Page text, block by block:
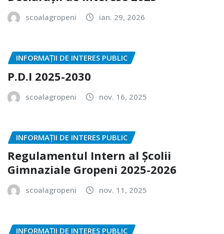
scoalagropeni ian. 29, 2026
INFORMAȚII DE INTERES PUBLIC
P.D.I 2025-2030
scoalagropeni nov. 16, 2025
INFORMAȚII DE INTERES PUBLIC
Regulamentul Intern al Școlii
Gimnaziale Gropeni 2025-2026
scoalagropeni nov. 11, 2025
INFORMAȚII DE INTERES PUBLIC